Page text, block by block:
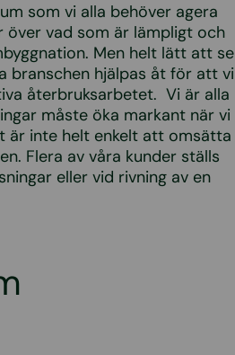
som vi alla behöver agera
vad som är lämpligt och
Men helt lätt att se
branschen hjälpas åt för att vi
återbruksarbetet. Vi är alla
måste öka markant när vi
är inte helt enkelt att omsätta
Flera av våra kunder ställs
eller vid rivning av en